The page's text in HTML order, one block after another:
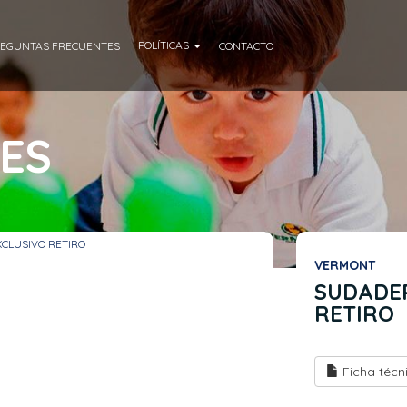
FRECUENTES POLÍTICAS CONTACTO
RETIRO
VERMONT
RETIRO
Ficha